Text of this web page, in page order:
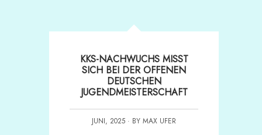
KKS-NACHWUCHS MISST
SICH BEI DER OFFENEN
DEUTSCHEN
JUGENDMEISTERSCHAFT
JUNI, 2025 · BY MAX UFER